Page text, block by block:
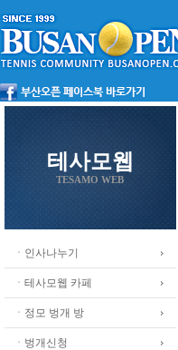
테사모웹
TESAMO WEB
ㆍ인사나누기
ㆍ테사모웹 카페
ㆍ정모 벙개 방
ㆍ벙개신청